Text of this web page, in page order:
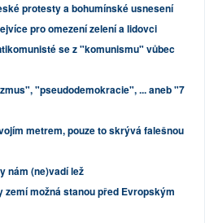
protesty a bohumínské usnesení
pro omezení zelení a lidovci
se z "komunismu" vůbec
"pseudodemokracie", ... aneb "7
metrem, pouze to skrývá falešnou
nám (ne)vadí lež
zemí možná stanou před Evropským